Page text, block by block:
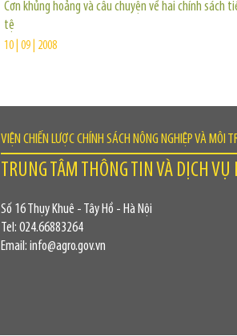
Cơn khủng hoảng và câu chuyện về hai chính sách
tệ
10 | 09 | 2008
VIỆN CHIẾN LƯỢC CHÍNH SÁCH NÔNG NGHIỆP VÀ MÔI
TRUNG TÂM THÔNG TIN VÀ DỊCH
Số 16 Thụy Khuê - Tây Hồ - Hà Nội
Tel: 024.66883264
Email: info@agro.gov.vn